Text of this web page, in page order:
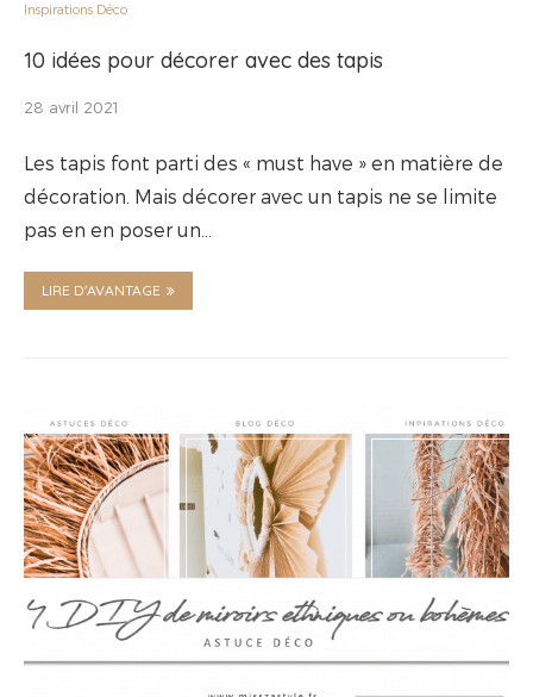
Inspirations Déco
10 idées pour décorer avec des tapis
28 avril 2021
Les tapis font parti des « must have » en matière de
décoration. Mais décorer avec un tapis ne se limite
pas en en poser un…
LIRE D'AVANTAGE